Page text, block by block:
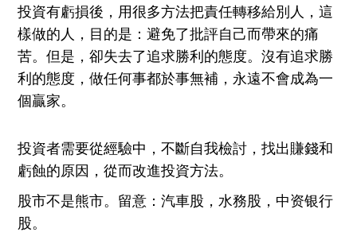
投資有虧損後， 用很多方法把責任轉移給別人，這
樣做的人，目的是 ：避免了批評自己而帶來的痛
苦。但是，卻失去了追求勝利的態度。沒有追求勝
利的態度 ，做任何事都於事無補 ，永遠不會成為一
個贏家。
投資者需要從經驗中，不斷自我檢討，找出賺錢和
虧蝕的原因 ，從而改進投資方法。
股市不是熊市。留意：汽車股，水務股，中资银行
股。